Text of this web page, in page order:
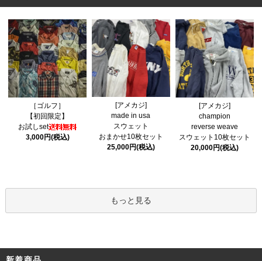
［ゴルフ］
【初回限定】
お試しset
3,000円(税込)
[アメカジ]
made in usa
スウェット
おまかせ10枚セット
25,000円(税込)
[アメカジ]
champion
reverse weave
スウェット10枚セット
20,000円(税込)
もっと見る